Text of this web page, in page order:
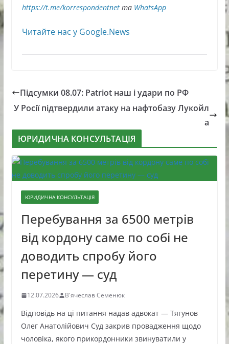
https://t.me/korrespondentnetта WhatsApp
Читайте нас у Google.News
Підсумки 08.07: Patriot наш і удари по РФ
У Росії підтвердили атаку на нафтобазу Лукойл
а
ЮРИДИЧНА КОНСУЛЬТАЦІЯ
ЮРИДИЧНА КОНСУЛЬТАЦІЯ
Перебування за 6500 метрів
від кордону саме по собі не
доводить спробу його
перетину — суд
12.07.2026 В'ячеслав Семенюк
Відповідь на ці питання надав адвокат — Тягунов
Олег Анатолійович Суд закрив провадження щодо
чоловіка, якого прикордонники звинуватили у